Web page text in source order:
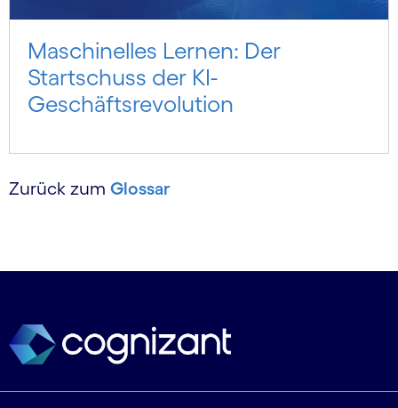
Maschinelles Lernen: Der
Startschuss der KI-
Geschäftsrevolution
Zurück zum Glossar